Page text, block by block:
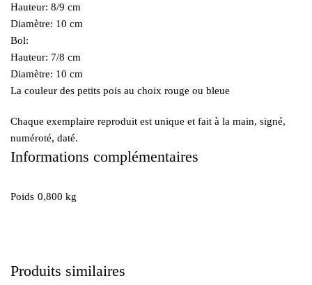
Hauteur: 8/9 cm
Diamètre: 10 cm
Bol:
Hauteur: 7/8 cm
Diamètre: 10 cm
La couleur des petits pois au choix rouge ou bleue
Chaque exemplaire reproduit est unique et fait à la main, signé,
numéroté, daté.
Informations complémentaires
Poids 0,800 kg
Produits similaires